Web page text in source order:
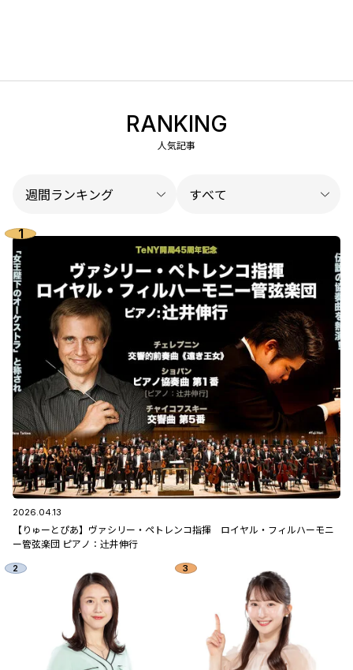
RANKING
人気記事
2026.04.13
【りゅーとぴあ】ヴァシリー・ペトレンコ指揮 ロイヤル・フィルハーモニ
ー管弦楽団 ピアノ：辻󠄀井伸行